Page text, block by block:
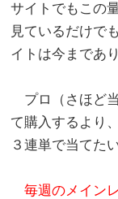
サイトでもこの
見ているだけで
イトは今まであ
プロ（さほど
て購入するより
３連単で当てた
毎週のメイン